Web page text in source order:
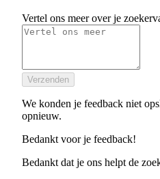
Vertel ons meer over je
Verzenden
We konden je feedback niet
opnieuw.
Bedankt voor je feedback!
Bedankt dat je ons helpt de